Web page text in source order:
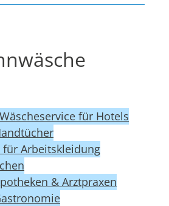
Wäscheservice für Hotels
für Arbeitskleidung
& Arztpraxen